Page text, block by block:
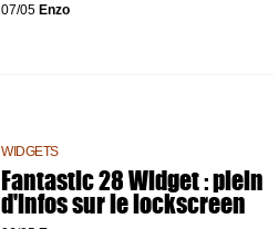
07/05 Enzo
WIDGETS
Fantastic 28 Widget : plein
d'infos sur le lockscreen